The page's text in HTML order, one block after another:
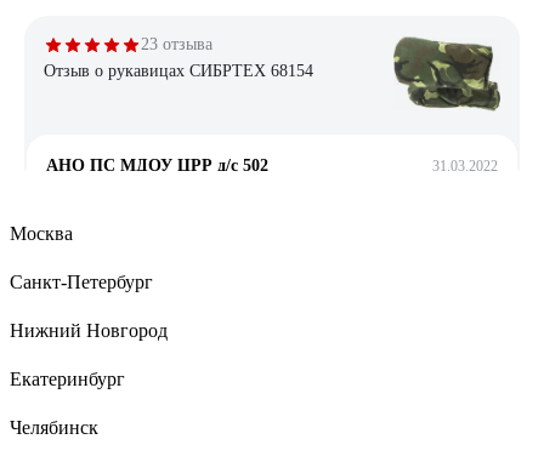
23 отзыва
Отзыв о рукавицах СИБРТЕХ 68154
АНО ПС МДОУ ЦРР д/с 502 31.03.2022
15 отзывов
нормальное "шинельное" сукно; греет; не горит от искр;
Москва
Санкт-Петербург
Нижний Новгород
Екатеринбург
Челябинск